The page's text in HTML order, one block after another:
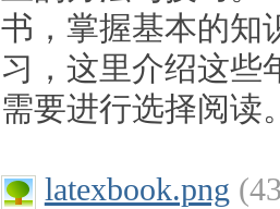
书，掌握基本的知
习，这里介绍这些
需要进行选择阅读
latexbook.png